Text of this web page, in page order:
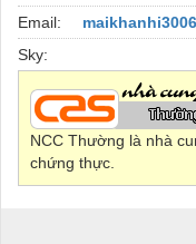
Email:
Sky:
NCC Thường là nhà
chứng thực.